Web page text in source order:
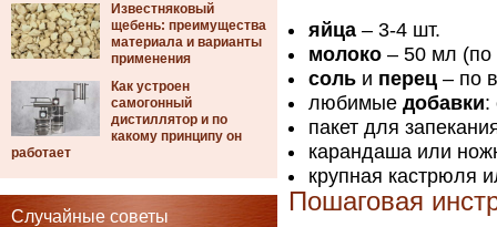
Известняковый
щебень: преимущества
материала и варианты
применения
Как устроен
самогонный
дистиллятор и по
какому принципу он
работает
Случайные советы
яйца – 3-4 шт.
молоко – 50 мл
соль и перец – по
любимые добавки:
пакет для
карандаша или
крупная кастрюля
Пошаговая